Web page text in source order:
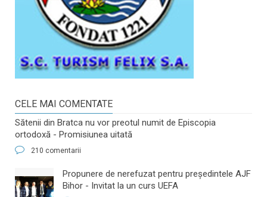
CELE MAI COMENTATE
Sătenii din Bratca nu vor preotul numit de Episcopia
ortodoxă - Promisiunea uitată
210 comentarii
​Propunere de nerefuzat pentru preşedintele AJF
Bihor - Invitat la un curs UEFA